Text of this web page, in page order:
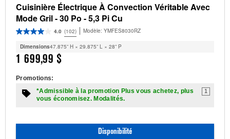
Cuisinière Électrique À Convection Véritable Avec
Mode Gril - 30 Po - 5,3 Pi Cu
4.0 (102) Modèle: YMFES8030RZ
Dimensions47.875” H × 29.875” L × 28” P
1 699,99 $
Promotions:
*Admissible à la promotion Plus vous achetez, plus
vous économisez. Modalités.
1
Disponibilité